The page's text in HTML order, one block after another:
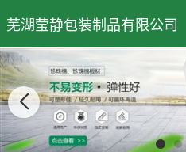
芜湖莹静包装制品有限公司